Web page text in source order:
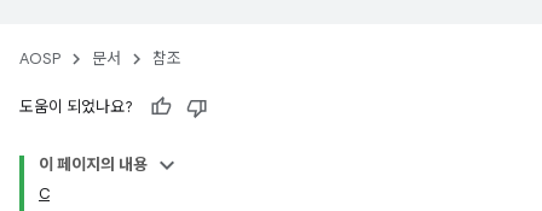
AOSP 문서 참조
도움이 되었나요?
이 페이지의 내용
C